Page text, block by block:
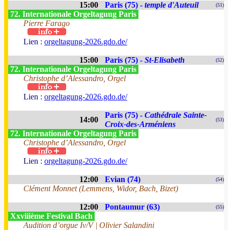
15:00 Paris (75) - temple d'Auteuil (51)
72. Internationale Orgeltagung Paris
Pierre Farago
Lien : orgeltagung-2026.gdo.de/
15:00 Paris (75) - St-Elisabeth (52)
72. Internationale Orgeltagung Paris
Christophe d’Alessandro, Orgel
Lien : orgeltagung-2026.gdo.de/
14:00
Paris (75) - Cathédrale Sainte-
Croix-des-Arméniens
(53)
72. Internationale Orgeltagung Paris
Christophe d’Alessandro, Orgel
Lien : orgeltagung-2026.gdo.de/
12:00 Evian (74) (54)
Clément Monnet (Lemmens, Widor, Bach, Bizet)
12:00 Pontaumur (63) (55)
Xxviiième Festival Bach
Audition d’orgue Iv/V | Olivier Salandini